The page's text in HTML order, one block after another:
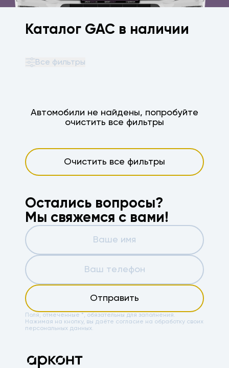
Каталог GAC в наличии
Автомобили не найдены, попробуйте
очистить все фильтры
Очистить все фильтры
Все фильтры
Остались вопросы?
Мы свяжемся с вами!
Отправить
Поля, отмеченные *, обязательны для заполнения.
Нажимая на кнопку, вы даёте согласие на обработку своих
персональных данных.